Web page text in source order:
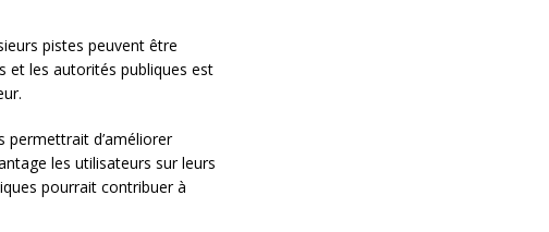
pistes peuvent être
et les autorités publiques est
permettrait d’améliorer
les utilisateurs sur leurs
pourrait contribuer à